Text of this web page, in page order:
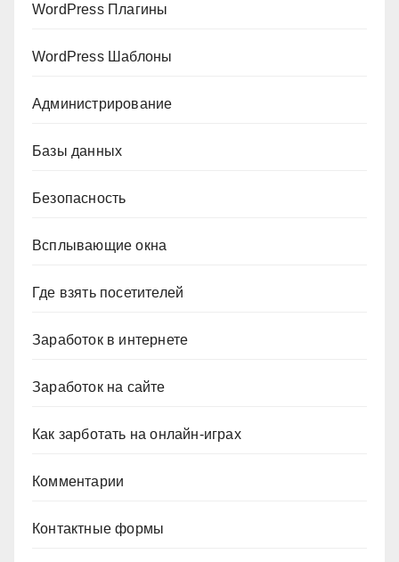
WordPress Плагины
WordPress Шаблоны
Администрирование
Базы данных
Безопасность
Всплывающие окна
Где взять посетителей
Заработок в интернете
Заработок на сайте
Как зарботать на онлайн-играх
Комментарии
Контактные формы